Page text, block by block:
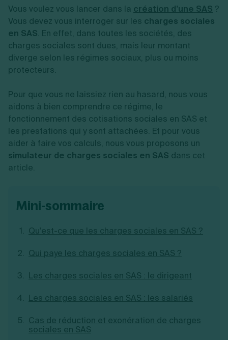
Services aux entreprises
Construction/travaux
Restauration
Commerce
Transport
Autres
Simulateur de choix de forme juridique
Calcul de charges sociales
Estimation du coût de création
Calcul d'éligibilité à l'ACRE
Vérification de la disponibilité du nom d'entreprise
Générateur de mentions légales
Cession d'actions
Transmission universelle de patrimoine
Augmentation de capital
Réduction de capital
Gérer son entreprise
Gestion comptable
Dépôt de marque
Recherche d'antériorité
Protection des créations
Confidentialité de l'adresse du dirigeant
Fermer son entreprise
Radiation auto entrepreneur
Toutes les modifications
Micro entreprise
LMNP
Par métier
Conseil/finance
Vente en ligne
Services aux entreprises
Restauration
Commerce
Transport
Autres
Par fonctionnalité
Logiciel de facturation
Bilans et déclarations fiscales
Par besoin
Je souhaite être accompagné
Découvrez notre cabinet d'expertise
comptable LS Compta
Fiches SASU
Fiches SAS
Fiches EURL
Fiches SARL
Fiches SCI
Fiches auto-entrepreneur
Fiches association
Autres démarches
Gestion d’entreprise
Fermeture d’entreprise
Exercice d’un métier
Recouvrement de factures
Gérer ses salariés
Sélection de fiches pratiques
Création d'entreprise
Devenir auto entrepreneur
Création d'EURL
Création de SASU
Création de SARL
Création de SCI
Aides à la création d’entreprise
Fermeture d’une entreprise
Vous voulez vous lancer dans la création d’une SAS ?
Vous devez vous interroger sur les charges sociales
en SAS. En effet, dans toutes les sociétés, des
charges sociales sont dues, mais leur montant
diverge selon les régimes sociaux, plus ou moins
protecteurs.
Pour que vous ne laissiez rien au hasard, nous vous
aidons à bien comprendre ce régime, le
fonctionnement des cotisations sociales en SAS et
les prestations qui y sont attachées. Et pour vous
aider à faire vos calculs, nous vous proposons un
simulateur de charges sociales en SAS dans cet
article.
mini-sommaire
Qu'est-ce que les charges sociales en SAS ?
Qui paye les charges sociales en SAS ?
Les charges sociales en SAS : le dirigeant
Les charges sociales en SAS : les salariés
Cas de réduction et exonération de charges
sociales en SAS